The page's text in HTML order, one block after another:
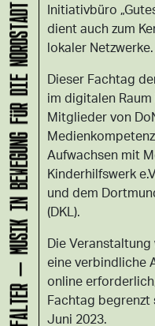
Initiativbüro
dient auch zum
lokaler Netzwerke.
Dieser Fachtag
im digitalen
Mitglieder von
Aufwachsen mit
Kinderhilfswerk
und dem
(DKL).
Die
eine verbindliche
online
Fachtag begrenzt
Juni 2023.
KLANG-ENTFALTER – MUSIK IN BEWEGUNG FÜR DIE NORDSTADT